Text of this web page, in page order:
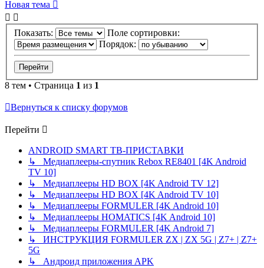
Новая тема
Показать:
Поле сортировки:
Порядок:
8 тем • Страница 1 из 1
Вернуться к списку форумов
Перейти
ANDROID SMART ТВ-ПРИСТАВКИ
↳ Медиаплееры-спутник Rebox RE8401 [4K Android
TV 10]
↳ Медиаплееры HD BOX [4K Android TV 12]
↳ Медиаплееры HD BOX [4K Android TV 10]
↳ Медиаплееры FORMULER [4K Android 10]
↳ Медиаплееры HOMATICS [4K Android 10]
↳ Медиаплееры FORMULER [4K Android 7]
↳ ИНСТРУКЦИЯ FORMULER ZX | ZX 5G | Z7+ | Z7+
5G
↳ Андроид приложения APK